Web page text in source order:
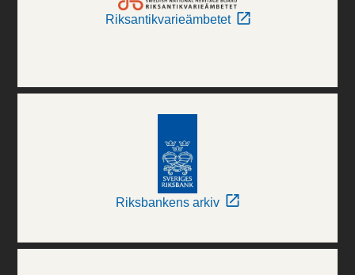
Riksantikvarieämbetet
Riksbankens arkiv